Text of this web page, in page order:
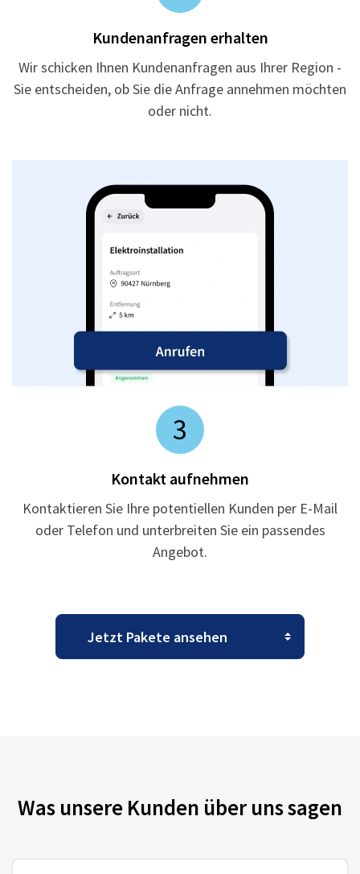
Kundenanfragen erhalten
Wir schicken Ihnen Kundenanfragen aus Ihrer Region -
Sie entscheiden, ob Sie die Anfrage annehmen möchten
oder nicht.
3
Kontakt aufnehmen
Kontaktieren Sie Ihre potentiellen Kunden per E-Mail
oder Telefon und unterbreiten Sie ein passendes
Angebot.
Was unsere Kunden über uns sagen